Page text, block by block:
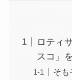
ロティ
スコ」
そも